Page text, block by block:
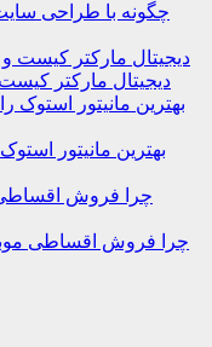
چگونه با طراحی
دیجیتال مارکتر
بهترین مانیتور
چرا فروش اقساطی